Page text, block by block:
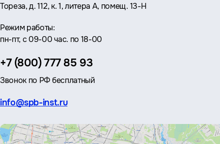
Тореза, д. 112, к. 1, литера А, помещ. 13-Н
Режим работы:
пн-пт, с 09-00 час. по 18-00
Телефон:
+7 (800) 777 85 93
Звонок по РФ бесплатный
Эл.
info@spb-inst.ru